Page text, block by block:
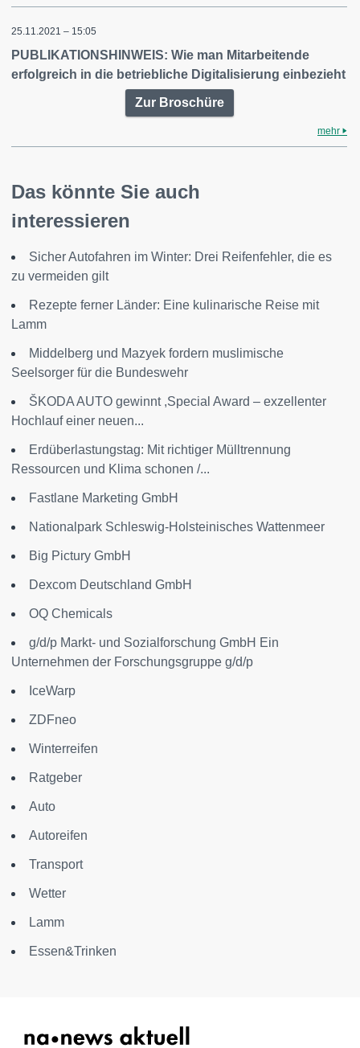
25.11.2021 – 15:05
PUBLIKATIONSHINWEIS: Wie man Mitarbeitende
erfolgreich in die betriebliche Digitalisierung einbezieht
Zur Broschüre
mehr
Das könnte Sie auch
interessieren
Sicher Autofahren im Winter: Drei Reifenfehler, die es
zu vermeiden gilt
Rezepte ferner Länder: Eine kulinarische Reise mit
Lamm
Middelberg und Mazyek fordern muslimische
Seelsorger für die Bundeswehr
ŠKODA AUTO gewinnt ,Special Award – exzellenter
Hochlauf einer neuen...
Erdüberlastungstag: Mit richtiger Mülltrennung
Ressourcen und Klima schonen /...
Fastlane Marketing GmbH
Nationalpark Schleswig-Holsteinisches Wattenmeer
Big Pictury GmbH
Dexcom Deutschland GmbH
OQ Chemicals
g/d/p Markt- und Sozialforschung GmbH Ein
Unternehmen der Forschungsgruppe g/d/p
IceWarp
ZDFneo
Winterreifen
Ratgeber
Auto
Autoreifen
Transport
Wetter
Lamm
Essen&Trinken